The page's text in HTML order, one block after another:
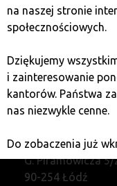
Quark Lab sp. z
G. Piramowicza 5/
90-254 Łódź
na naszej stronie
społecznościowych.
Dziękujemy
i zainteresowanie
kantorów. Państwa
nas niezwykle cenne.
Do zobaczenia już